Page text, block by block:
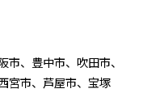
、豊中市、吹田市、
宮市、芦屋市、宝塚